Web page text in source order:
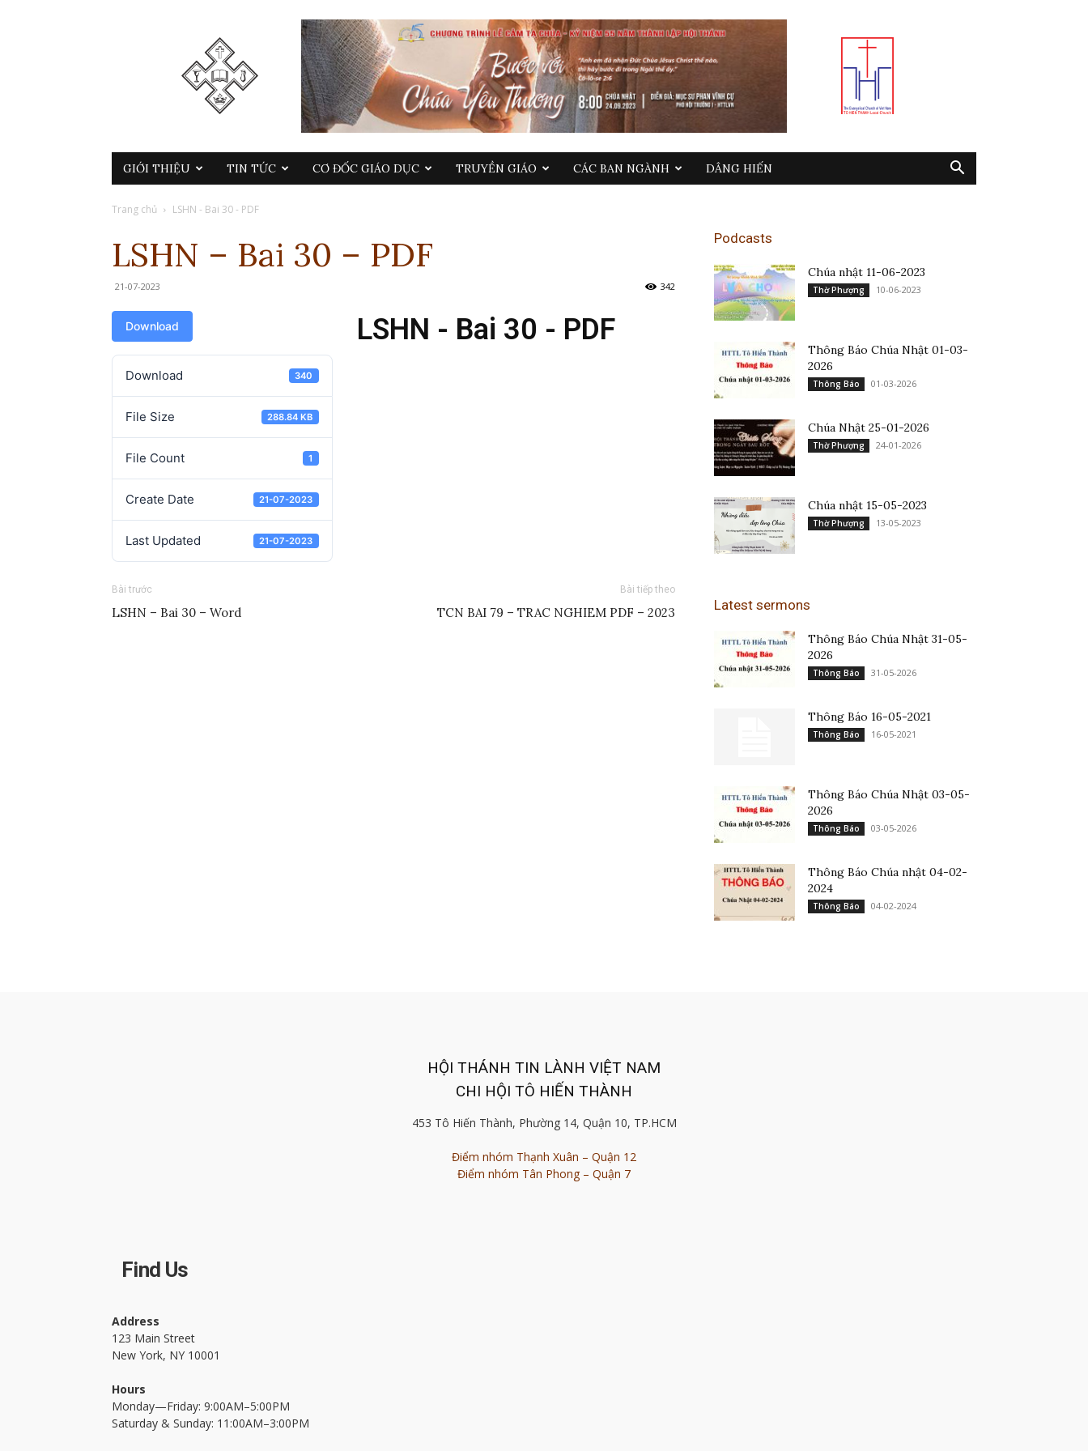
GIỚI THIỆU TIN TỨC CƠ ĐỐC GIÁO DỤC TRUYỀN GIÁO CÁC BAN NGÀNH DÂNG HIẾN
Trang chủ LSHN - Bai 30 - PDF
LSHN – Bai 30 – PDF
21-07-2023 342
Download
Download 340
File Size 288.84 KB
File Count 1
Create Date 21-07-2023
Last Updated 21-07-2023
LSHN - Bai 30 - PDF
Bài trước
LSHN – Bai 30 – Word
Bài tiếp theo
TCN BAI 79 – TRAC NGHIEM PDF – 2023
Podcasts
Chúa nhật 11-06-2023
Thờ Phượng 10-06-2023
Thông Báo Chúa Nhật 01-03-
2026
Thông Báo 01-03-2026
Chúa Nhật 25-01-2026
Thờ Phượng 24-01-2026
Chúa nhật 15-05-2023
Thờ Phượng 13-05-2023
Latest sermons
Thông Báo Chúa Nhật 31-05-
2026
Thông Báo 31-05-2026
Thông Báo 16-05-2021
Thông Báo 16-05-2021
Thông Báo Chúa Nhật 03-05-
2026
Thông Báo 03-05-2026
Thông Báo Chúa nhật 04-02-
2024
Thông Báo 04-02-2024
HỘI THÁNH TIN LÀNH VIỆT NAM
CHI HỘI TÔ HIẾN THÀNH
453 Tô Hiến Thành, Phường 14, Quận 10, TP.HCM
Điểm nhóm Thạnh Xuân – Quận 12
Điểm nhóm Tân Phong – Quận 7
Find Us
Address
123 Main Street
New York, NY 10001
Hours
Monday—Friday: 9:00AM–5:00PM
Saturday & Sunday: 11:00AM–3:00PM